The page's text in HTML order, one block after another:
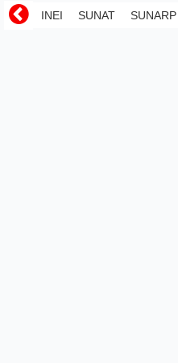
INEI SUNAT SUNARP